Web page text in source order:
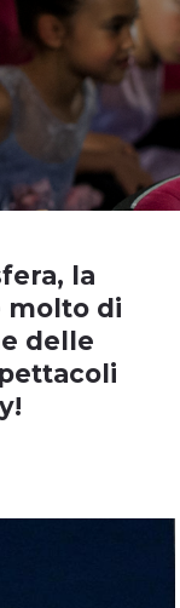
la
molto di
delle